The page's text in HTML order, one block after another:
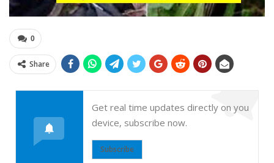
0
Share
Get real time updates directly on you
device, subscribe now.
Subscribe